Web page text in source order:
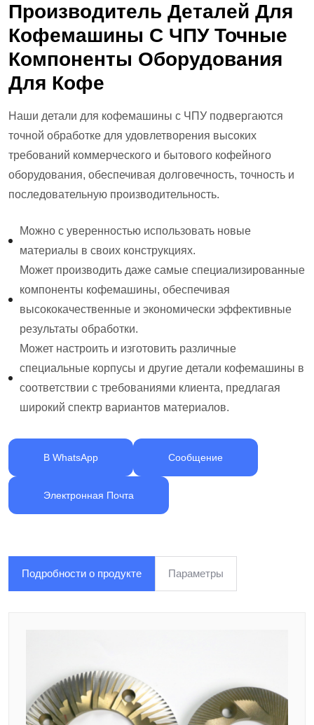
Производитель Деталей Для
Кофемашины С ЧПУ Точные
Компоненты Оборудования
Для Кофе
Наши детали для кофемашины с ЧПУ подвергаются
точной обработке для удовлетворения высоких
требований коммерческого и бытового кофейного
оборудования, обеспечивая долговечность, точность и
последовательную производительность.
Можно с уверенностью использовать новые
материалы в своих конструкциях.
Может производить даже самые специализированные
компоненты кофемашины, обеспечивая
высококачественные и экономически эффективные
результаты обработки.
Может настроить и изготовить различные
специальные корпусы и другие детали кофемашины в
соответствии с требованиями клиента, предлагая
широкий спектр вариантов материалов.
В WhatsApp Сообщение
Электронная Почта
Подробности о продукте Параметры